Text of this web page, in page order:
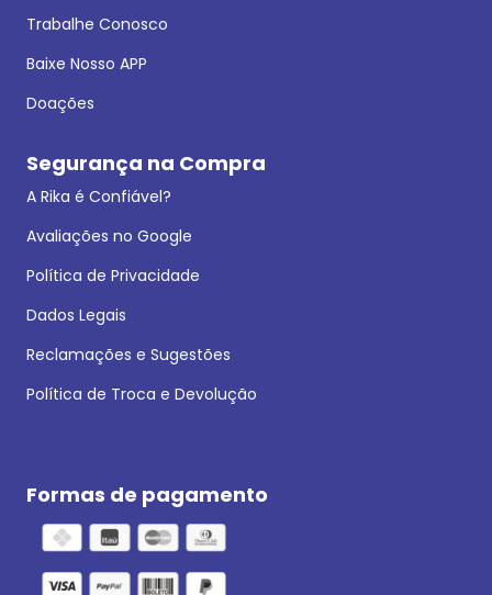
Trabalhe Conosco
Baixe Nosso APP
Doações
Segurança na Compra
A Rika é Confiável?
Avaliações no Google
Política de Privacidade
Dados Legais
Reclamações e Sugestões
Política de Troca e Devolução
Formas de pagamento